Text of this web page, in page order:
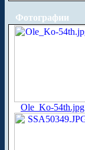
Фотографии
Ole_Ko-54th.jpg